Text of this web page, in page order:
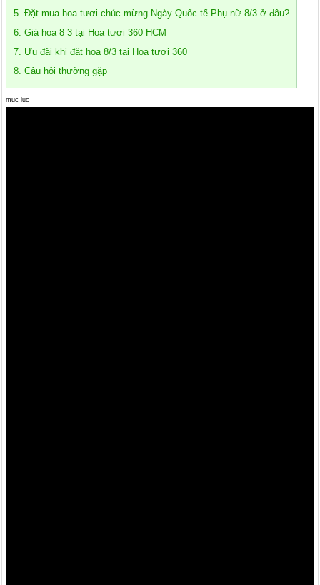
5. Đặt mua hoa tươi chúc mừng Ngày Quốc tế Phụ nữ 8/3 ở đâu?
6. Giá hoa 8 3 tại Hoa tươi 360 HCM
7. Ưu đãi khi đặt hoa 8/3 tại Hoa tươi 360
8. Câu hỏi thường gặp
mục lục